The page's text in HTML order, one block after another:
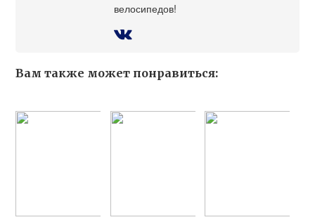
велосипедов!
Вам также может понравиться: